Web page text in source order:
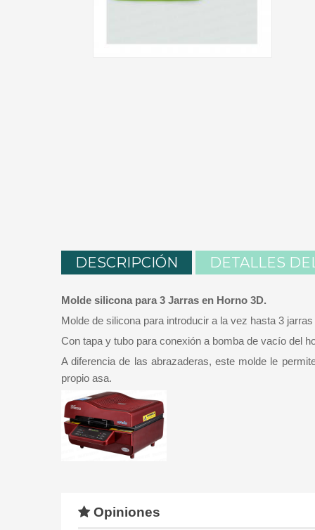
DESCRIPCIÓN DETALLES
Molde silicona para 3 Jarras en Horno 3D.
Molde de silicona para introducir a la vez hasta 3
Con tapa y tubo para conexión a bomba de vacío del
A diferencia de las abrazaderas, este molde le
propio asa.
Opiniones